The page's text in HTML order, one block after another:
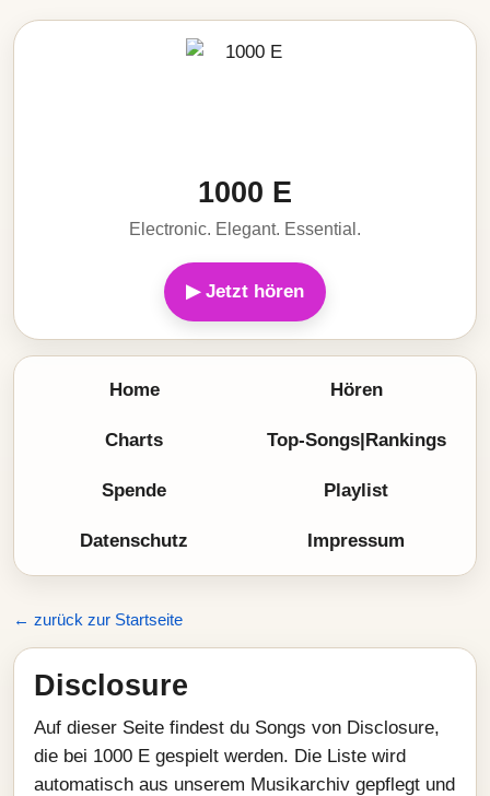
1000 E
Electronic. Elegant. Essential.
▶ Jetzt hören
Home Hören
Charts Top-Songs|Rankings
Spende Playlist
Datenschutz Impressum
← zurück zur Startseite
Disclosure
Auf dieser Seite findest du Songs von Disclosure,
die bei 1000 E gespielt werden. Die Liste wird
automatisch aus unserem Musikarchiv gepflegt und